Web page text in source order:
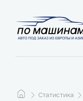
Статистика